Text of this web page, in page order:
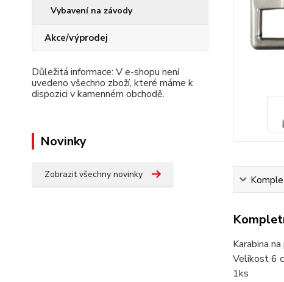
Vybavení na závody
Akce/výprodej
Důležitá informace: V e-shopu není
uvedeno všechno zboží, které máme k
dispozici v kamenném obchodě.
Novinky
Zobrazit všechny novinky
Karabina
Velikost 6
1ks